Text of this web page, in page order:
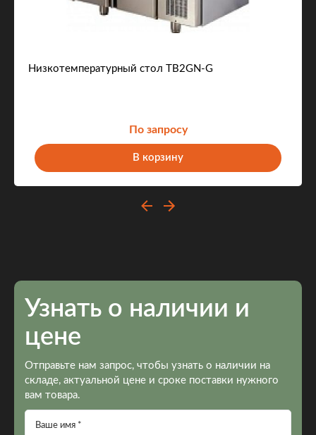
Низкотемпературный стол TB2GN-G
По запросу
В корзину
Узнать о наличии и
цене
Отправьте нам запрос, чтобы узнать о наличии на
складе, актуальной цене и сроке поставки нужного
вам товара.
Ваше имя *